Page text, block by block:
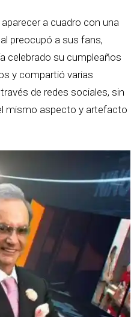
a cuadro con una
preocupó a sus fans,
celebrado su cumpleaños
y compartió varias
de redes sociales, sin
mismo aspecto y artefacto